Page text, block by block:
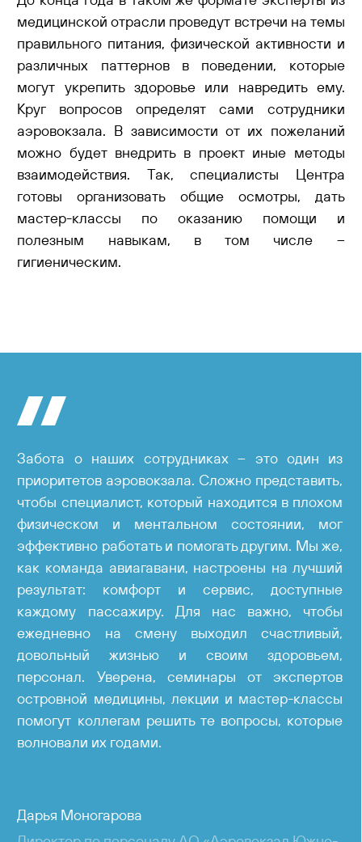
медицинской отрасли проведут встречи на темы
правильного питания, физической активности и
различных паттернов в поведении, которые
могут укрепить здоровье или навредить ему.
Круг вопросов определят сами сотрудники
аэровокзала. В зависимости от их пожеланий
можно будет внедрить в проект иные методы
взаимодействия. Так, специалисты Центра
готовы организовать общие осмотры, дать
мастер-классы по оказанию помощи и
полезным навыкам, в том числе –
гигиеническим.
Забота о наших сотрудниках – это один из
приоритетов аэровокзала. Сложно представить,
чтобы специалист, который находится в плохом
физическом и ментальном состоянии, мог
эффективно работать и помогать другим. Мы же,
как команда авиагавани, настроены на лучший
результат: комфорт и сервис, доступные
каждому пассажиру. Для нас важно, чтобы
ежедневно на смену выходил счастливый,
довольный жизнью и своим здоровьем,
персонал. Уверена, семинары от экспертов
островной медицины, лекции и мастер-классы
помогут коллегам решить те вопросы, которые
волновали их годами.
Дарья Моногарова